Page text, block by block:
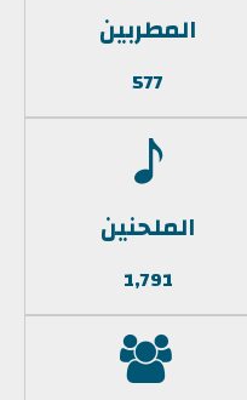
المطربين
577
الملحنين
1,791